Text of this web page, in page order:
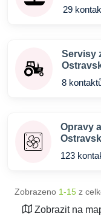
29
Servisy
8
Opravy
123
Zobrazeno 1-15 z
Zobrazit na